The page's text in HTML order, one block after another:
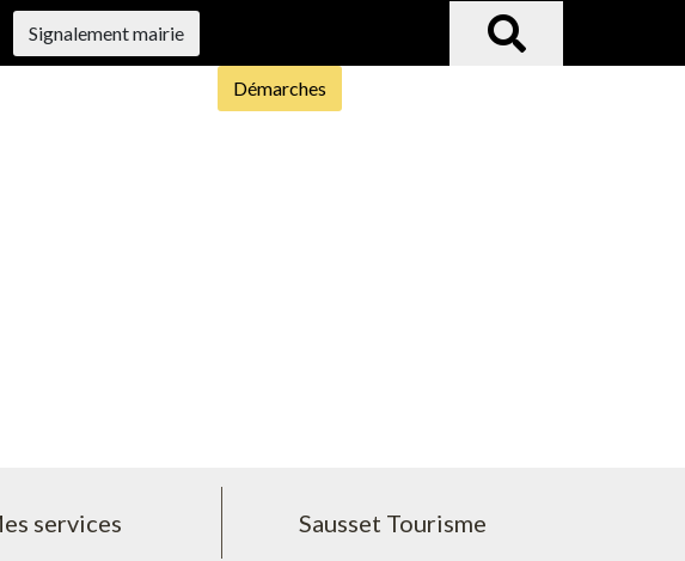
Signalement mairie
Démarches
services Sausset Tourisme